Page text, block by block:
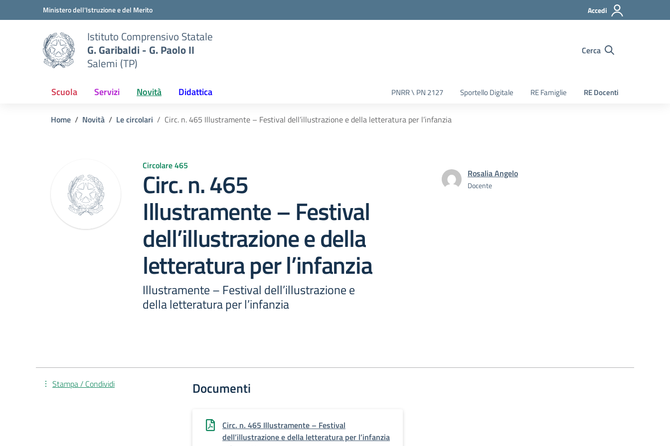
Vai ai contenuti
Vai al menu di navigazioneMinistero dell'Istruzione e del Merito Accedi
Istituto Comprensivo Statale
G. Garibaldi - G. Paolo II
Salemi (TP)
Cerca
Scuola Servizi Novità Didattica PNRR \ PN 2127 Sportello Digitale RE Famiglie RE Docenti
Home Novità Le circolari Circ. n. 465 Illustramente – Festival dell’illustrazione e della letteratura per l’infanzia
Circolare 465
Circ. n. 465
Illustramente – Festival
dell’illustrazione e della
letteratura per l’infanzia
Illustramente – Festival dell’illustrazione e
della letteratura per l’infanzia
Rosalia Angelo
Docente
Documenti
Circ. n. 465 Illustramente – Festival
dell’illustrazione e della letteratura per l’infanzia
Stampa / Condividi